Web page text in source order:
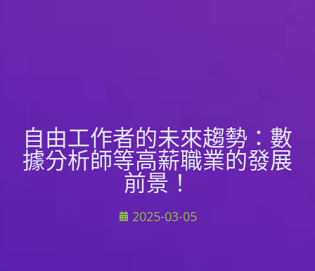
自由工作者的未來趨勢：數
據分析師等高薪職業的發展
前景！
2025-03-05